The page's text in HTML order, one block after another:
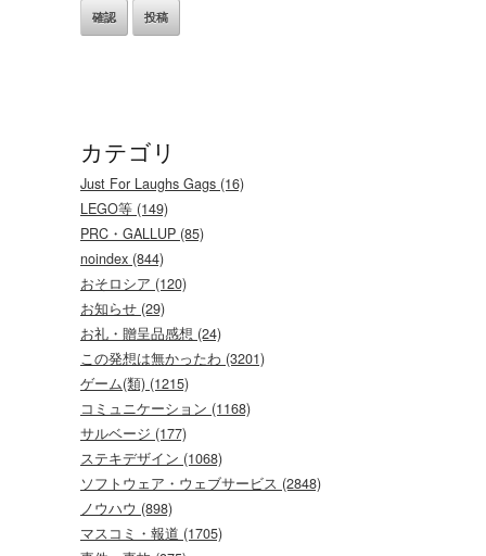
カテゴリ
Just For Laughs Gags (16)
LEGO等 (149)
PRC・GALLUP (85)
noindex (844)
おそロシア (120)
お知らせ (29)
お礼・贈呈品感想 (24)
この発想は無かったわ (3201)
ゲーム(類) (1215)
コミュニケーション (1168)
サルベージ (177)
ステキデザイン (1068)
ソフトウェア・ウェブサービス (2848)
ノウハウ (898)
マスコミ・報道 (1705)